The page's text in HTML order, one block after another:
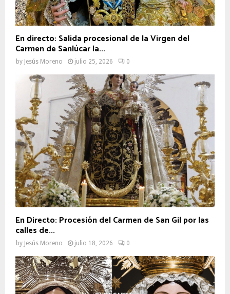
En directo: Salida procesional de la Virgen del
Carmen de Sanlúcar la...
by Jesús Moreno julio 25, 2026 0
En Directo: Procesión del Carmen de San Gil por las
calles de...
by Jesús Moreno julio 18, 2026 0